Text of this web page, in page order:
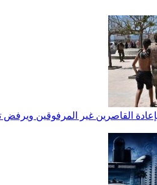
القاصرين غير المرفوقين ويرفض